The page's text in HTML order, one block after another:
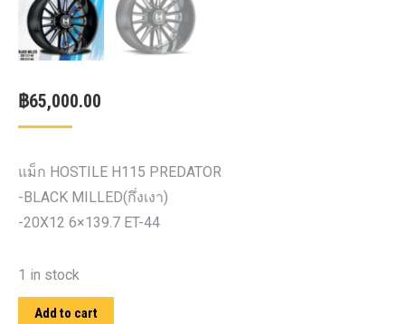
฿65,000.00
แม็ก HOSTILE H115 PREDATOR
-BLACK MILLED(กึ่งเงา)
-20X12 6×139.7 ET-44
1 in stock
Add to cart